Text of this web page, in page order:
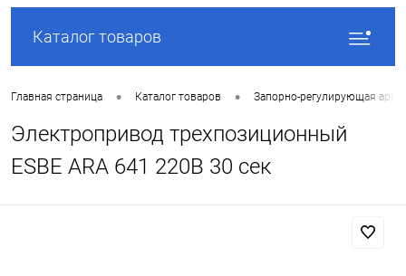
Каталог товаров
Главная страница • Каталог товаров • Запорно-регулирующая
Электропривод трехпозиционный
ESBE ARA 641 220B 30 сек